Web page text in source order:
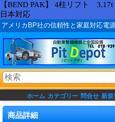
【BEND PAK】 4柱リフト
日本対応
アメリカBP社の信頼性と家庭対応電
ホーム カテゴリー 問合せ 新規
商品詳細